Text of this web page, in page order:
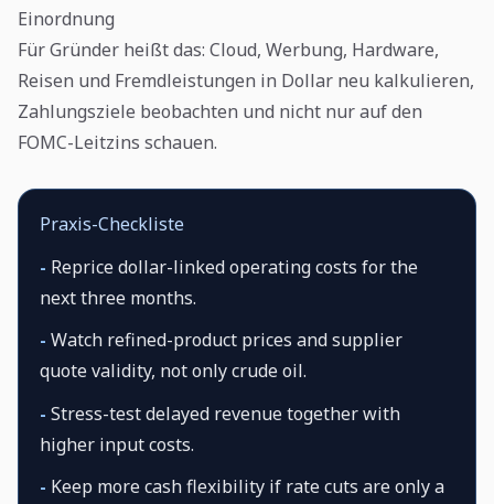
Einordnung
Für Gründer heißt das: Cloud, Werbung, Hardware,
Reisen und Fremdleistungen in Dollar neu kalkulieren,
Zahlungsziele beobachten und nicht nur auf den
FOMC-Leitzins schauen.
Praxis-Checkliste
- Reprice dollar-linked operating costs for the
next three months.
- Watch refined-product prices and supplier
quote validity, not only crude oil.
- Stress-test delayed revenue together with
higher input costs.
- Keep more cash flexibility if rate cuts are only a